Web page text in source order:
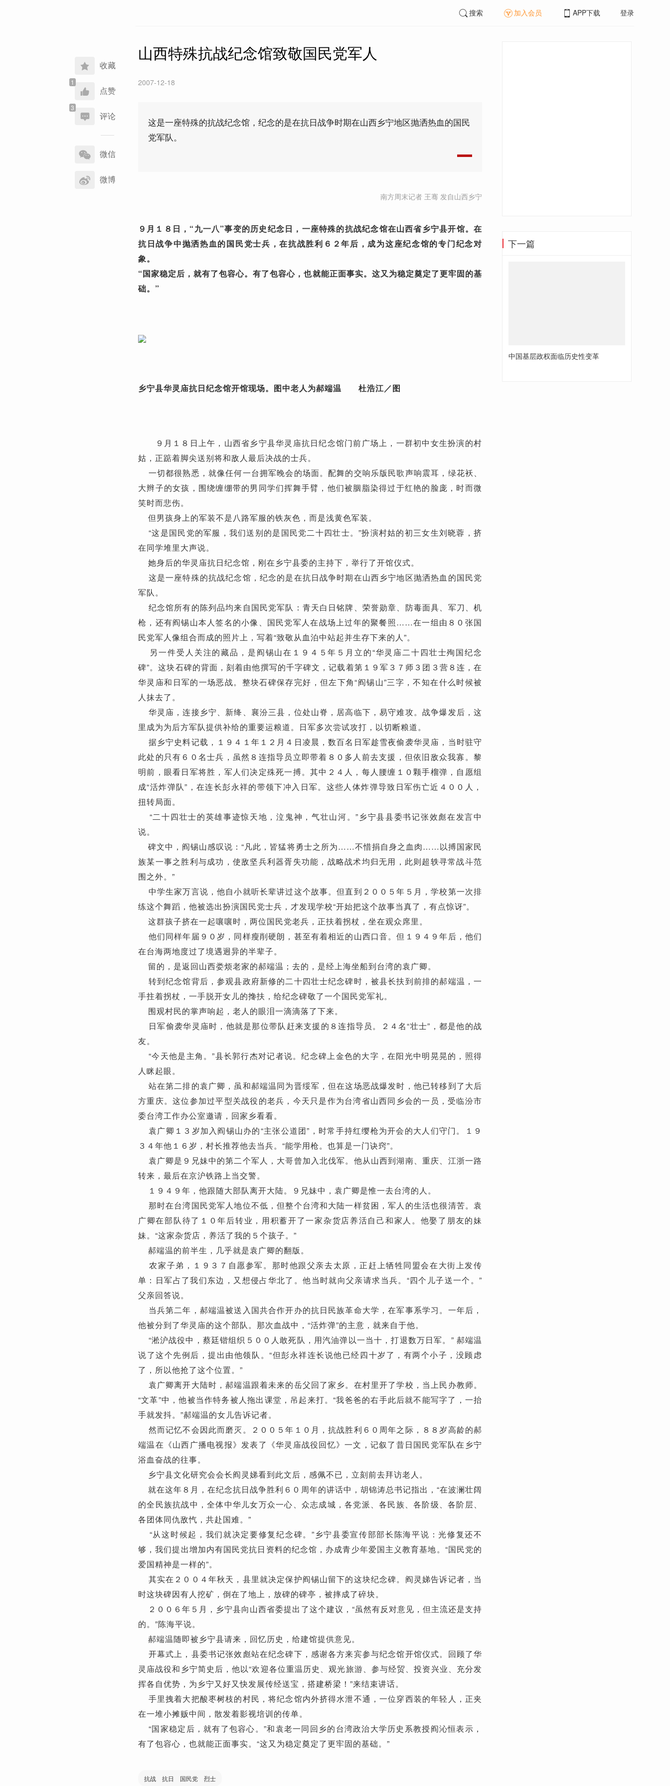
收藏
点赞
评论
享
到
微信
微博
搜索 加入会员 APP下载 登录
山西特殊抗战纪念馆致敬国民党军人
2007-12-18
这是一座特殊的抗战纪念馆，纪念的是在抗日战争时期在山西乡宁地区抛洒热血的国民
党军队。
南方周末记者 王骞 发自山西乡宁
９月１８日，“九一八”事变的历史纪念日，一座特殊的抗战纪念馆在山西省乡宁县开馆。在
抗日战争中抛洒热血的国民党士兵，在抗战胜利６２年后，成为这座纪念馆的专门纪念对
象。
“国家稳定后，就有了包容心。有了包容心，也就能正面事实。这又为稳定奠定了更牢固的基
础。”
乡宁县华灵庙抗日纪念馆开馆现场。图中老人为郝端温 杜浩江／图
９月１８日上午，山西省乡宁县华灵庙抗日纪念馆门前广场上，一群初中女生扮演的村
姑，正踮着脚尖送别将和敌人最后决战的士兵。
一切都很熟悉，就像任何一台拥军晚会的场面。配舞的交响乐版民歌声响震耳，绿花袄、
大辫子的女孩，围绕缠绷带的男同学们挥舞手臂，他们被胭脂染得过于红艳的脸庞，时而微
笑时而悲伤。
但男孩身上的军装不是八路军服的铁灰色，而是浅黄色军装。
“这是国民党的军服，我们送别的是国民党二十四壮士。”扮演村姑的初三女生刘晓蓉，挤
在同学堆里大声说。
她身后的华灵庙抗日纪念馆，刚在乡宁县委的主持下，举行了开馆仪式。
这是一座特殊的抗战纪念馆，纪念的是在抗日战争时期在山西乡宁地区抛洒热血的国民党
军队。
纪念馆所有的陈列品均来自国民党军队：青天白日铭牌、荣誉勋章、防毒面具、军刀、机
枪，还有阎锡山本人签名的小像、国民党军人在战场上过年的聚餐照……在一组由８０张国
民党军人像组合而成的照片上，写着“致敬从血泊中站起并生存下来的人”。
另一件受人关注的藏品，是阎锡山在１９４５年５月立的“华灵庙二十四壮士殉国纪念
碑”。这块石碑的背面，刻着由他撰写的千字碑文，记载着第１９军３７师３团３营８连，在
华灵庙和日军的一场恶战。整块石碑保存完好，但左下角“阎锡山”三字，不知在什么时候被
人抹去了。
华灵庙，连接乡宁、新绛、襄汾三县，位处山脊，居高临下，易守难攻。战争爆发后，这
里成为为后方军队提供补给的重要运粮道。日军多次尝试攻打，以切断粮道。
据乡宁史料记载，１９４１年１２月４日凌晨，数百名日军趁雪夜偷袭华灵庙，当时驻守
此处的只有６０名士兵，虽然８连指导员立即带着８０多人前去支援，但依旧敌众我寡。黎
明前，眼看日军将胜，军人们决定殊死一搏。其中２４人，每人腰缠１０颗手榴弹，自愿组
成“活炸弹队”，在连长彭永祥的带领下冲入日军。这些人体炸弹导致日军伤亡近４００人，
扭转局面。
“二十四壮士的英雄事迹惊天地，泣鬼神，气壮山河。”乡宁县县委书记张效彪在发言中
说。
碑文中，阎锡山感叹说：“凡此，皆猛将勇士之所为……不惜捐自身之血肉……以搏国家民
族某一事之胜利与成功，使敌坚兵利器胥失功能，战略战术均归无用，此则超轶寻常战斗范
围之外。”
中学生家万言说，他自小就听长辈讲过这个故事。但直到２００５年５月，学校第一次排
练这个舞蹈，他被选出扮演国民党士兵，才发现学校“开始把这个故事当真了，有点惊讶”。
这群孩子挤在一起嚷嚷时，两位国民党老兵，正扶着拐杖，坐在观众席里。
他们同样年届９０岁，同样瘦削硬朗，甚至有着相近的山西口音。但１９４９年后，他们
在台海两地度过了境遇迥异的半辈子。
留的，是返回山西娄烦老家的郝端温；去的，是经上海坐船到台湾的袁广卿。
转到纪念馆背后，参观县政府新修的二十四壮士纪念碑时，被县长扶到前排的郝端温，一
手拄着拐杖，一手脱开女儿的搀扶，给纪念碑敬了一个国民党军礼。
围观村民的掌声响起，老人的眼泪一滴滴落了下来。
日军偷袭华灵庙时，他就是那位带队赶来支援的８连指导员。２４名“壮士”，都是他的战
友。
“今天他是主角。”县长郭行杰对记者说。纪念碑上金色的大字，在阳光中明晃晃的，照得
人眯起眼。
站在第二排的袁广卿，虽和郝端温同为晋绥军，但在这场恶战爆发时，他已转移到了大后
方重庆。这位参加过平型关战役的老兵，今天只是作为台湾省山西同乡会的一员，受临汾市
委台湾工作办公室邀请，回家乡看看。
袁广卿１３岁加入阎锡山办的“主张公道团”，时常手持红缨枪为开会的大人们守门。１９
３４年他１６岁，村长推荐他去当兵。“能学用枪。也算是一门诀窍”。
袁广卿是９兄妹中的第二个军人，大哥曾加入北伐军。他从山西到湖南、重庆、江浙一路
转来，最后在京沪铁路上当交警。
１９４９年，他跟随大部队离开大陆。９兄妹中，袁广卿是惟一去台湾的人。
那时在台湾国民党军人地位不低，但整个台湾和大陆一样贫困，军人的生活也很清苦。袁
广卿在部队待了１０年后转业，用积蓄开了一家杂货店养活自己和家人。他娶了朋友的妹
妹。“这家杂货店，养活了我的５个孩子。”
郝端温的前半生，几乎就是袁广卿的翻版。
农家子弟，１９３７自愿参军。那时他跟父亲去太原，正赶上牺牲同盟会在大街上发传
单：日军占了我们东边，又想侵占华北了。他当时就向父亲请求当兵。“四个儿子送一个。”
父亲回答说。
当兵第二年，郝端温被送入国共合作开办的抗日民族革命大学，在军事系学习。一年后，
他被分到了华灵庙的这个部队。那次血战中，“活炸弹”的主意，就来自于他。
“淞沪战役中，蔡廷锴组织５００人敢死队，用汽油弹以一当十，打退数万日军。” 郝端温
说了这个先例后，提出由他领队。“但彭永祥连长说他已经四十岁了，有两个小子，没顾虑
了，所以他抢了这个位置。”
袁广卿离开大陆时，郝端温跟着未来的岳父回了家乡。在村里开了学校，当上民办教师。
“文革”中，他被当作特务被人拖出课堂，吊起来打。“我爸爸的右手此后就不能写字了，一抬
手就发抖。”郝端温的女儿告诉记者。
然而记忆不会因此而磨灭。２００５年１０月，抗战胜利６０周年之际，８８岁高龄的郝
端温在《山西广播电视报》发表了《华灵庙战役回忆》一文，记叙了昔日国民党军队在乡宁
浴血奋战的往事。
乡宁县文化研究会会长阎灵娣看到此文后，感佩不已，立刻前去拜访老人。
就在这年８月，在纪念抗日战争胜利６０周年的讲话中，胡锦涛总书记指出，“在波澜壮阔
的全民族抗战中，全体中华儿女万众一心、众志成城，各党派、各民族、各阶级、各阶层、
各团体同仇敌忾，共赴国难。”
“从这时候起，我们就决定要修复纪念碑。”乡宁县委宣传部部长陈海平说：光修复还不
够，我们提出增加内有国民党抗日资料的纪念馆，办成青少年爱国主义教育基地。“国民党的
爱国精神是一样的”。
其实在２００４年秋天，县里就决定保护阎锡山留下的这块纪念碑。阎灵娣告诉记者，当
时这块碑因有人挖矿，倒在了地上，放碑的碑亭，被摔成了碎块。
２００６年５月，乡宁县向山西省委提出了这个建议，“虽然有反对意见，但主流还是支持
的。”陈海平说。
郝端温随即被乡宁县请来，回忆历史，给建馆提供意见。
开幕式上，县委书记张效彪站在纪念碑下，感谢各方来宾参与纪念馆开馆仪式。回顾了华
灵庙战役和乡宁简史后，他以“欢迎各位重温历史、观光旅游、参与经贸、投资兴业、充分发
挥各自优势，为乡宁又好又快发展传经送宝，搭建桥梁！”来结束讲话。
手里拽着大把酸枣树枝的村民，将纪念馆内外挤得水泄不通，一位穿西装的年轻人，正夹
在一堆小摊贩中间，散发着影视培训的传单。
“国家稳定后，就有了包容心。”和袁老一同回乡的台湾政治大学历史系教授阎沁恒表示，
有了包容心，也就能正面事实。“这又为稳定奠定了更牢固的基础。”
抗战 抗日 国民党 烈士
下一篇
中国基层政权面临历史性变革